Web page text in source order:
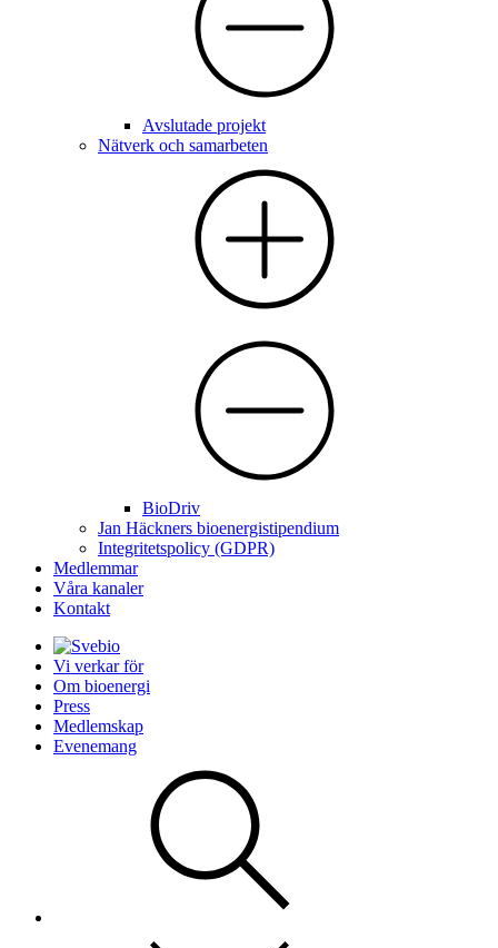
Avslutade projekt
Nätverk och samarbeten
BioDriv
Jan Häckners bioenergistipendium
Integritetspolicy (GDPR)
Medlemmar
Våra kanaler
Kontakt
Vi verkar för
Om bioenergi
Press
Medlemskap
Evenemang